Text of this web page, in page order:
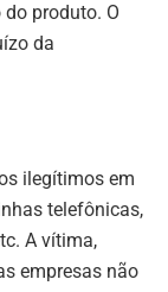
produto. O
da
ilegítimos em
telefônicas,
A vítima,
empresas não